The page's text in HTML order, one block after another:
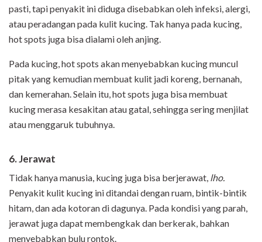
pasti, tapi penyakit ini diduga disebabkan oleh infeksi, alergi,
atau peradangan pada kulit kucing. Tak hanya pada kucing,
hot spots juga bisa dialami oleh anjing.
Pada kucing, hot spots akan menyebabkan kucing muncul
pitak yang kemudian membuat kulit jadi koreng, bernanah,
dan kemerahan. Selain itu, hot spots juga bisa membuat
kucing merasa kesakitan atau gatal, sehingga sering menjilat
atau menggaruk tubuhnya.
6. Jerawat
Tidak hanya manusia, kucing juga bisa berjerawat, lho.
Penyakit kulit kucing ini ditandai dengan ruam, bintik-bintik
hitam, dan ada kotoran di dagunya. Pada kondisi yang parah,
jerawat juga dapat membengkak dan berkerak, bahkan
menyebabkan bulu rontok.